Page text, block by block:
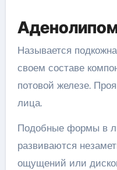
Называется
своем составе
потовой железе.
лица.
Подобные формы в
развиваются
ощущений или